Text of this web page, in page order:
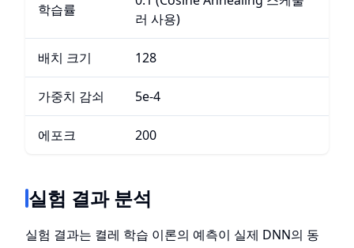
학습률
러 사용)
배치 크기 128
가중치 감쇠 5e-4
에포크 200
실험 결과 분석
실험 결과는 켤레 학습 이론의 예측이 실제 DNN의 동